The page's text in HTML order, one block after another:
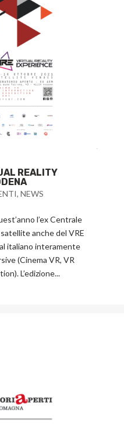
REALITY
, NEWS
l’ex Centrale
anche del VRE
italiano interamente
(Cinema VR, VR
L’edizione...